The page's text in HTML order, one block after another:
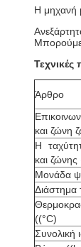
Η μηχανή
Μπορούμε
Άρθρο
και ζώνη
Η
και
Μονάδα
Διάστημα
((°C)
Συνολική